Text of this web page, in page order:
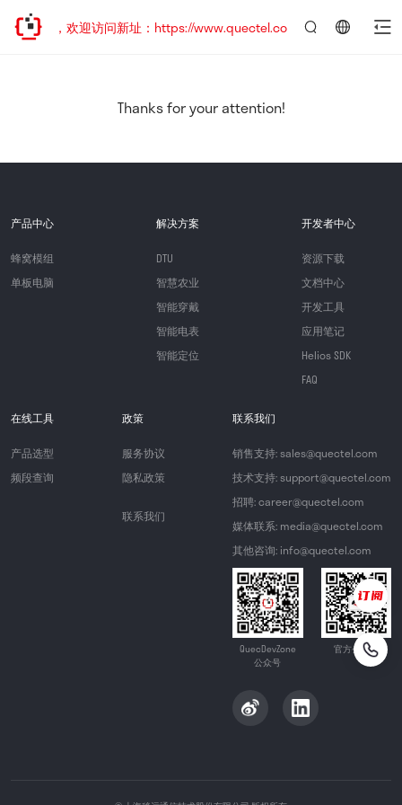
已迁移，欢迎访问新址：https://www.quectel.com.cn
Thanks for your attention!
产品中心
蜂窝模组
单板电脑
解决方案
DTU
智慧农业
智能穿戴
智能电表
智能定位
开发者中心
资源下载
文档中心
开发工具
应用笔记
Helios SDK
FAQ
在线工具
产品选型
频段查询
政策
服务协议
隐私政策
联系我们
联系我们
销售支持: sales@quectel.com
技术支持: support@quectel.com
招聘: career@quectel.com
媒体联系: media@quectel.com
其他咨询: info@quectel.com
QuecDevZone
公众号
官方公众号